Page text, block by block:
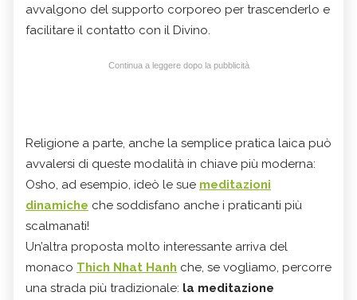
avvalgono del supporto corporeo per trascenderlo e
facilitare il contatto con il Divino.
Continua a leggere dopo la pubblicità
Religione a parte, anche la semplice pratica laica può
avvalersi di queste modalità in chiave più moderna:
Osho, ad esempio, ideò le sue meditazioni
dinamiche che soddisfano anche i praticanti più
scalmanati!
Un’altra proposta molto interessante arriva del
monaco Thich Nhat Hanh che, se vogliamo, percorre
una strada più tradizionale: la meditazione